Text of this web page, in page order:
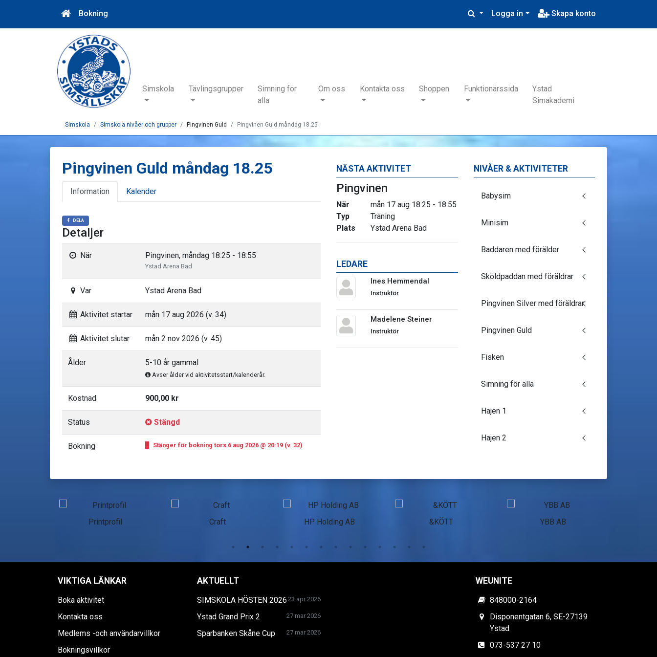
Bokning Logga in Skapa konto
Simskola Tävlingsgrupper
Simning för
alla
Om oss Kontakta oss Shoppen Funktionärssida
Ystad
Simakademi
Simskola Simskola nivåer och grupper Pingvinen Guld Pingvinen Guld måndag 18.25
NÄSTA AKTIVITET
Pingvinen
När
mån 17 aug 18:25 - 18:55
Typ
Träning
Plats
Ystad Arena Bad
LEDARE
Ines Hemmendal
Instruktör
Madelene Steiner
Instruktör
Pingvinen Guld måndag 18.25
Information Kalender
DELA
Detaljer
När Pingvinen, måndag 18:25 - 18:55
Ystad Arena Bad
Var Ystad Arena Bad
Aktivitet startar mån 17 aug 2026 (v. 34)
Aktivitet slutar mån 2 nov 2026 (v. 45)
Ålder 5-10 år gammal
Avser ålder vid aktivitetsstart/kalenderår.
Kostnad 900,00 kr
Status Stängd
Bokning Stänger för bokning tors 6 aug 2026 @ 20:19 (v. 32)
NIVÅER & AKTIVITETER
Babysim
Minisim
Baddaren med förälder
Sköldpaddan med föräldrar
Pingvinen Silver med föräldrar
Pingvinen Guld
Fisken
Simning för alla
Hajen 1
Hajen 2
Printprofil Craft HP Holding AB &KÖTT YBB AB
VIKTIGA LÄNKAR
Boka aktivitet
Kontakta oss
Medlems -och användarvillkor
Bokningsvillkor
AKTUELLT
SIMSKOLA HÖSTEN 2026 23 apr 2026
Ystad Grand Prix 2 27 mar 2026
Sparbanken Skåne Cup 27 mar 2026
WEUNITE
848000-2164
Disponentgatan 6, SE-27139
Ystad
073-537 27 10